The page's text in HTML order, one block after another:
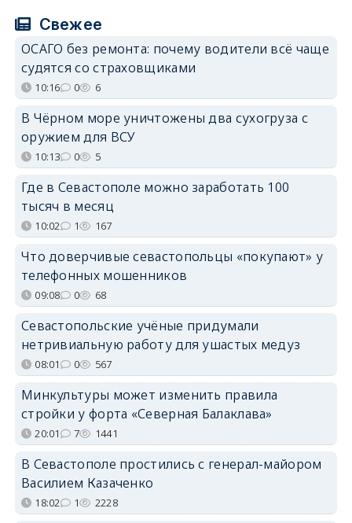
Свежее
ОСАГО без ремонта: почему водители всё чаще
судятся со страховщиками
10:16 0 6
В Чёрном море уничтожены два сухогруза с
оружием для ВСУ
10:13 0 5
Где в Севастополе можно заработать 100
тысяч в месяц
10:02 1 167
Что доверчивые севастопольцы «покупают» у
телефонных мошенников
09:08 0 68
Севастопольские учёные придумали
нетривиальную работу для ушастых медуз
08:01 0 567
Минкультуры может изменить правила
стройки у форта «Северная Балаклава»
20:01 7 1441
В Севастополе простились с генерал-майором
Василием Казаченко
18:02 1 2228